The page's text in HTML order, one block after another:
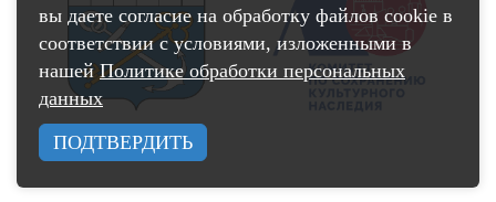
счетчик pro.culture.ru
вы даете согласие на обработку файлов cookie в
соответствии с условиями, изложенными в
нашей Политике обработки персональных
данных
ПОДТВЕРДИТЬ